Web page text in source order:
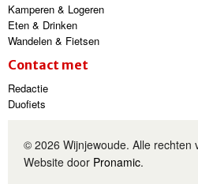
Kamperen & Logeren
Eten & Drinken
Wandelen & Fietsen
Contact met
Redactie
Duofiets
© 2026 Wijnjewoude. Alle rechten
Website door Pronamic.